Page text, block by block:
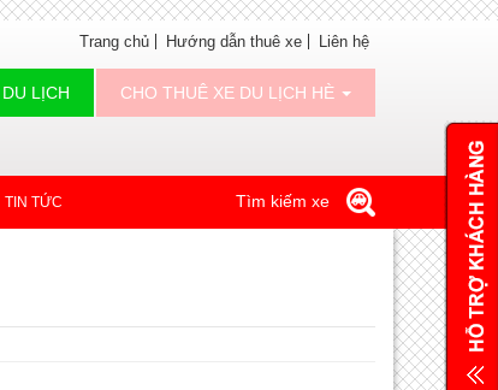
Trang chủ Hướng dẫn thuê xe Liên hệ
LỊCH CHO THUÊ XE DU LỊCH HÈ
TIN TỨC Tìm kiếm xe